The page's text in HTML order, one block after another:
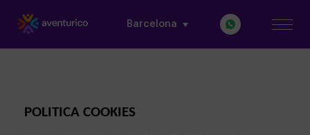
Barcelona
POLITICA COOKIES